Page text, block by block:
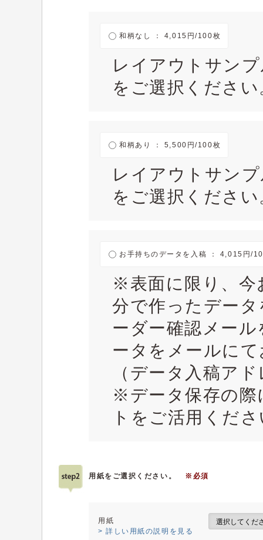
和柄なし ： 4,015円/100枚
レイアウトサン
をご選択ください
和柄あり ： 5,500円/100枚
レイアウトサン
をご選択ください
お手持ちのデータを入稿 ： 4,015円/
※表面に限り、今
分で作ったデー
ーダー確認メー
ータをメールに
（データ入稿ア
※データ保存の際
トをご活用くだ
用紙をご選択ください。 ※必須
用紙
> 詳しい用紙の説明を見る